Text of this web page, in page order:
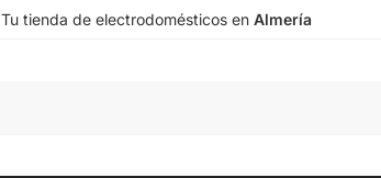
Tu tienda de electrodomésticos en Almería